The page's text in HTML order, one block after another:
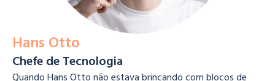
Hans Otto
Chefe de Tecnologia